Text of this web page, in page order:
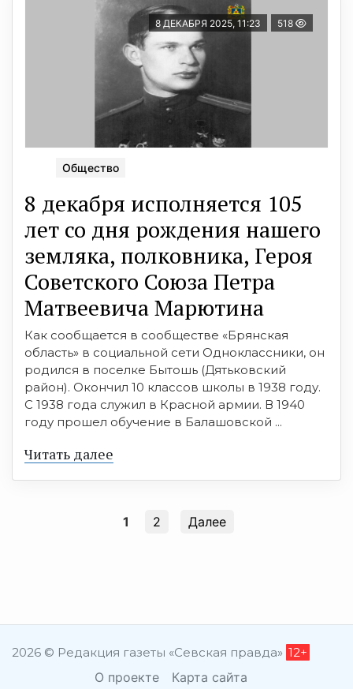
8 ДЕКАБРЯ 2025, 11:23 518
Общество
8 декабря исполняется 105
лет со дня рождения нашего
земляка, полковника, Героя
Советского Союза Петра
Матвеевича Марютина
Как сообщается в сообществе «Брянская
область» в социальной сети Одноклассники, он
родился в поселке Бытошь (Дятьковский
район). Окончил 10 классов школы в 1938 году.
С 1938 года служил в Красной армии. В 1940
году прошел обучение в Балашовской ...
Читать далее
1 2 Далее
2026 © Редакция газеты «Севская правда» 12+
О проекте Карта сайта